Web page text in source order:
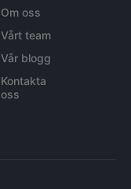
Om oss
Vårt team
Vår blogg
Kontakta
oss